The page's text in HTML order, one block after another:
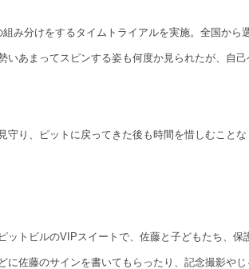
み分けをするタイムトライアルを実施。全国から
いあまってスピンする姿も何度か見られたが、自
守り、ピットに戻ってきた後も時間を惜しむことな
ットビルのVIPスイートで、佐藤と子どもたち、
に佐藤のサインを書いてもらったり、記念撮影や